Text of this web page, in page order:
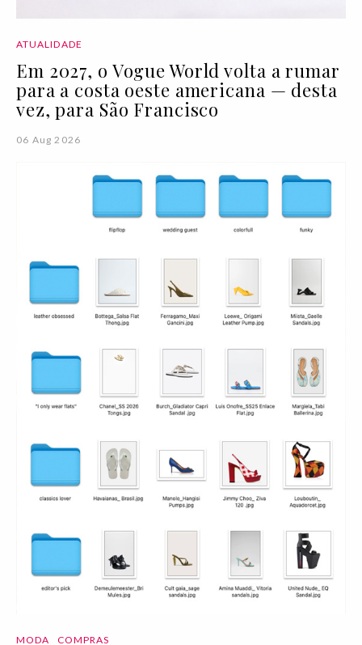
ATUALIDADE
Em 2027, o Vogue World volta a rumar
para a costa oeste americana — desta
vez, para São Francisco
06 Aug 2026
MODA COMPRAS